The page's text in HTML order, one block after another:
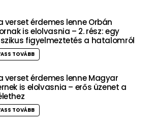
verset érdemes lenne Orbán
is elolvasnia – 2. rész: egy
figyelmeztetés a hatalomról
TOVÁBB
verset érdemes lenne Magyar
is elolvasnia – erős üzenet a
TOVÁBB